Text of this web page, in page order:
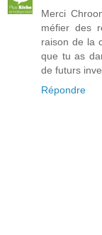
Merci
méfier des
raison de la
que tu as
de futurs
Répondre